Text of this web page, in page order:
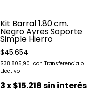
Kit Barral 1.80 cm.
Negro Ayres Soporte
Simple Hierro
$45.654
$38.805,90
3x$15.218sin interés